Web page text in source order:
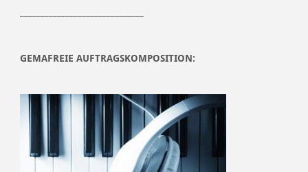
GEMAFREIE AUFTRAGSKOMPOSITION: